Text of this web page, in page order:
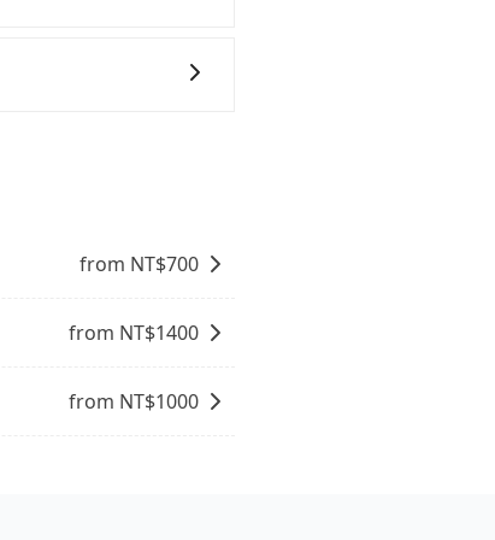
先丈量好尺寸，並事先
from NT$700
from NT$1400
from NT$1000